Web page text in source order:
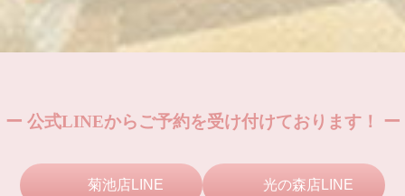
ー 公式LINEからご予約を受け付けております！ ー
菊池店LINE 光の森店LINE